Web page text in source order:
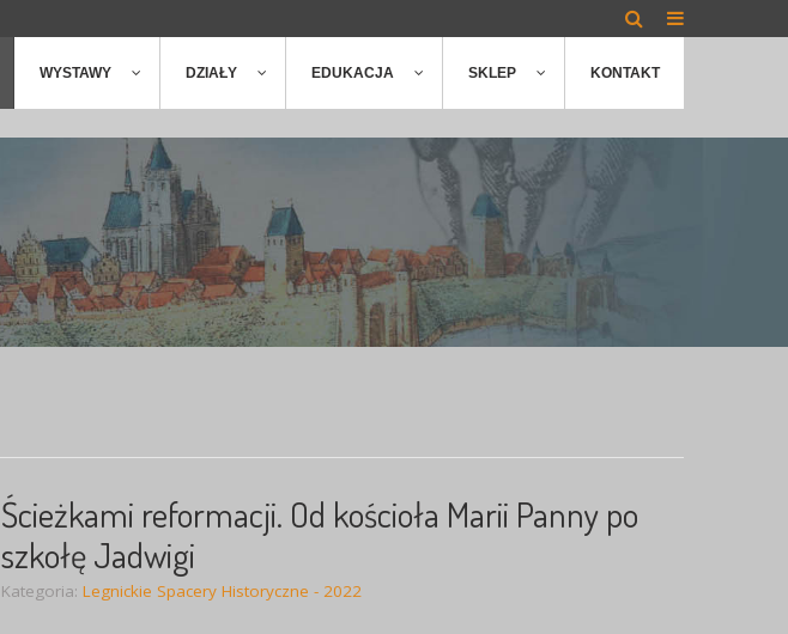
WYSTAWY DZIAŁY EDUKACJA SKLEP KONTAKT
Ścieżkami reformacji. Od kościoła Marii Panny po
szkołę Jadwigi
Kategoria: Legnickie Spacery Historyczne - 2022